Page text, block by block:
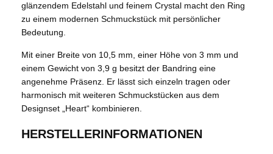
glänzendem Edelstahl und feinem Crystal macht den Ring
zu einem modernen Schmuckstück mit persönlicher
Bedeutung.
Mit einer Breite von 10,5 mm, einer Höhe von 3 mm und
einem Gewicht von 3,9 g besitzt der Bandring eine
angenehme Präsenz. Er lässt sich einzeln tragen oder
harmonisch mit weiteren Schmuckstücken aus dem
Designset „Heart“ kombinieren.
HERSTELLERINFORMATIONEN